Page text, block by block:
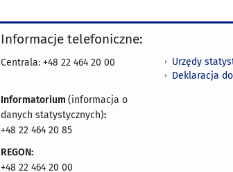
Informacje telefoniczne:
Centrala: +48 22 464 20 00
Informatorium (informacja o
danych statystycznych):
+48 22 464 20 85
REGON:
+48 22 464 20 00
Urzędy
Deklaracja